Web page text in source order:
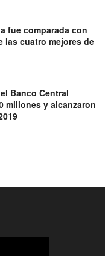
fue comparada con
las cuatro mejores de
Banco Central
millones y alcanzaron